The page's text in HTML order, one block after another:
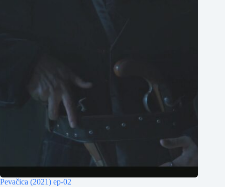
Pevačica (2021) ep-02